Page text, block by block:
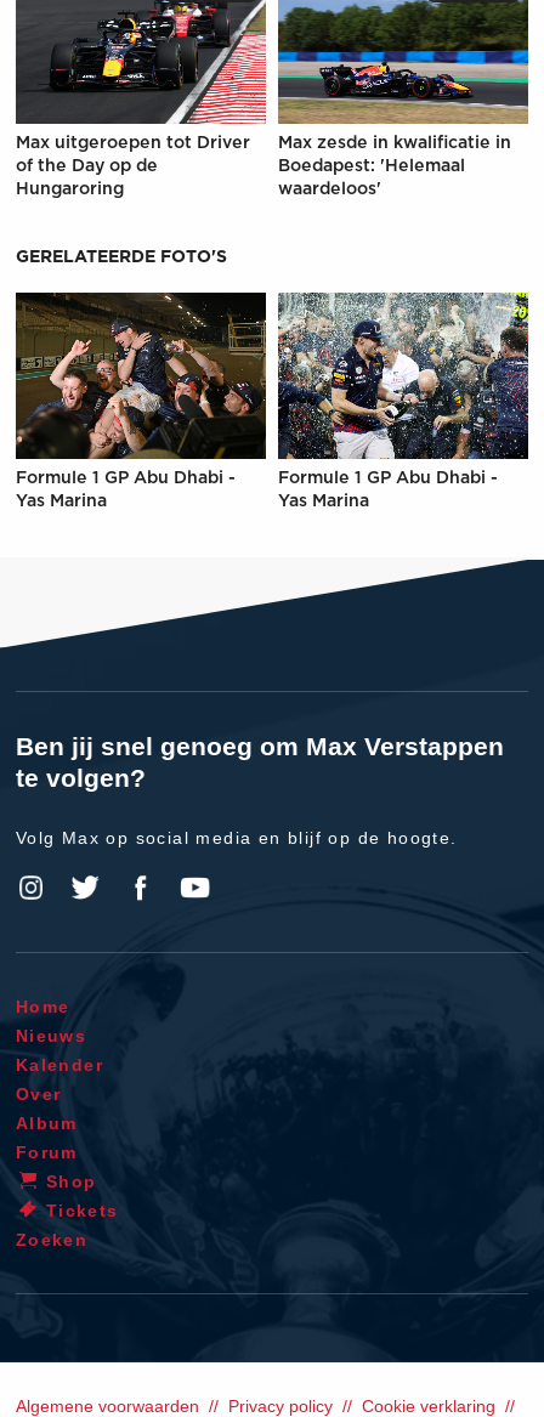
Max uitgeroepen tot Driver
of the Day op de
Hungaroring
Max zesde in kwalificatie in
Boedapest: 'Helemaal
waardeloos'
GERELATEERDE FOTO'S
Formule 1 GP Abu Dhabi -
Yas Marina
Formule 1 GP Abu Dhabi -
Yas Marina
Ben jij snel genoeg om Max Verstappen
te volgen?
Volg Max op social media en blijf op de hoogte.
Home
Nieuws
Kalender
Over
Album
Forum
Shop
Tickets
Zoeken
Algemene voorwaarden Privacy policy Cookie verklaring